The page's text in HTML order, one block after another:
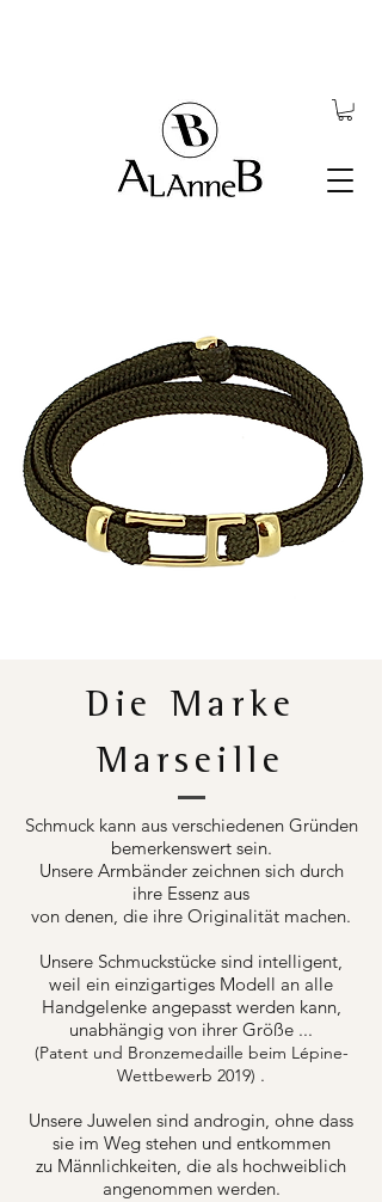
Die Marke
Marseille
Schmuck kann aus verschiedenen Gründen
bemerkenswert sein.
Unsere Armbänder zeichnen sich durch
ihre Essenz aus
von denen, die ihre Originalität machen.
Unsere Schmuckstücke sind intelligent,
weil ein einzigartiges Modell an alle
Handgelenke angepasst werden kann,
unabhängig von ihrer Größe ...
(Patent und Bronzemedaille beim Lépine-
Wettbewerb 2019) .
Unsere Juwelen sind androgin, ohne dass
sie im Weg stehen und entkommen
zu Männlichkeiten, die als hochweiblich
angenommen werden.